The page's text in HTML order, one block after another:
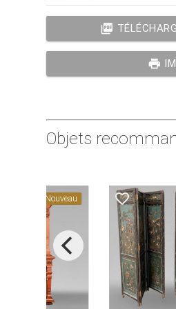
picture_as_pdf
print
Objets
favorite_border
Nouveau